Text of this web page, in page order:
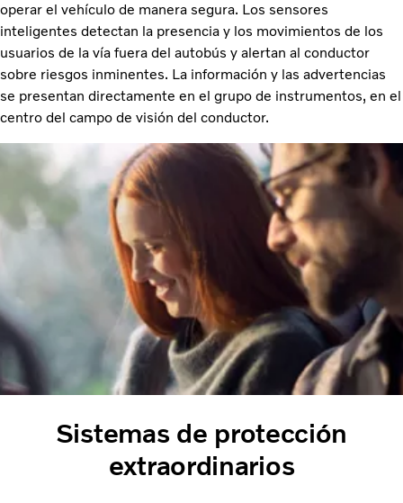
operar el vehículo de manera segura. Los sensores
inteligentes detectan la presencia y los movimientos de los
usuarios de la vía fuera del autobús y alertan al conductor
sobre riesgos inminentes. La información y las advertencias
se presentan directamente en el grupo de instrumentos, en el
centro del campo de visión del conductor.
Sistemas de protección
extraordinarios